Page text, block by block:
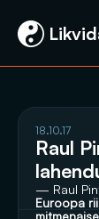
18.10.17
Raul
— Raul
Euroopa